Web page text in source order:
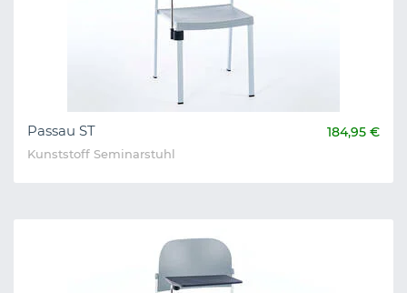
Passau ST 184,95 €
Kunststoff Seminarstuhl